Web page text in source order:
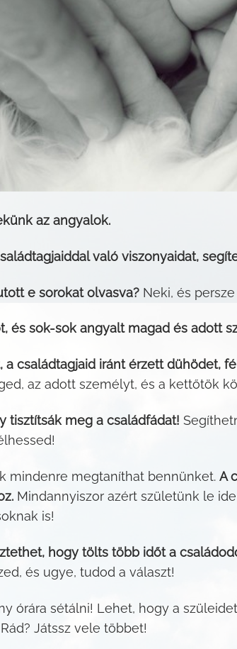
az angyalok.
való viszonyaidat,
e sorokat olvasva? Neki, és
és sok-sok angyalt magad és adott
a családtagjaid iránt érzett dühödet,
az adott személyt, és a kettőtök
tisztítsák meg a családfádat!
mindenre megtaníthat bennünket. A
Mindannyiszor azért születünk le
is!
hogy tölts több időt a
és ugye, tudod a választ!
órára sétálni! Lehet, hogy a
Játssz vele többet!